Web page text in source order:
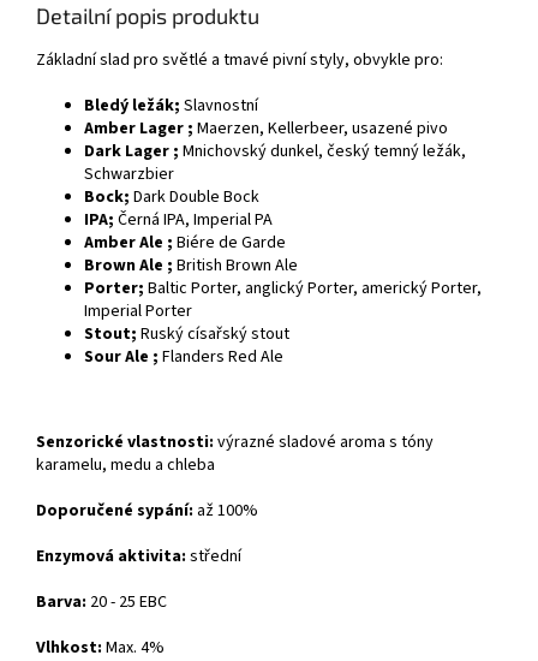
Detailní popis produktu
Základní slad pro světlé a tmavé pivní styly, obvykle pro:
Bledý ležák; Slavnostní
Amber Lager ; Maerzen, Kellerbeer, usazené pivo
Dark Lager ; Mnichovský dunkel, český temný ležák,
Schwarzbier
Bock; Dark Double Bock
IPA; Černá IPA, Imperial PA
Amber Ale ; Biére de Garde
Brown Ale ; British Brown Ale
Porter; Baltic Porter, anglický Porter, americký Porter,
Imperial Porter
Stout; Ruský císařský stout
Sour Ale ; Flanders Red Ale
Senzorické vlastnosti: výrazné sladové aroma s tóny
karamelu, medu a chleba
Doporučené sypání: až 100%
Enzymová aktivita: střední
Barva: 20 - 25 EBC
Vlhkost: Max. 4%